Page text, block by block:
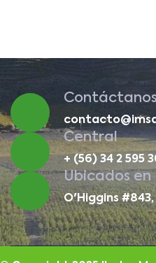
Central
+ (56) 34 2 595
Ubicados en
O'Higgins